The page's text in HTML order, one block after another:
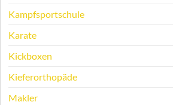
Kampfsportschule
Karate
Kickboxen
Kieferorthopäde
Makler